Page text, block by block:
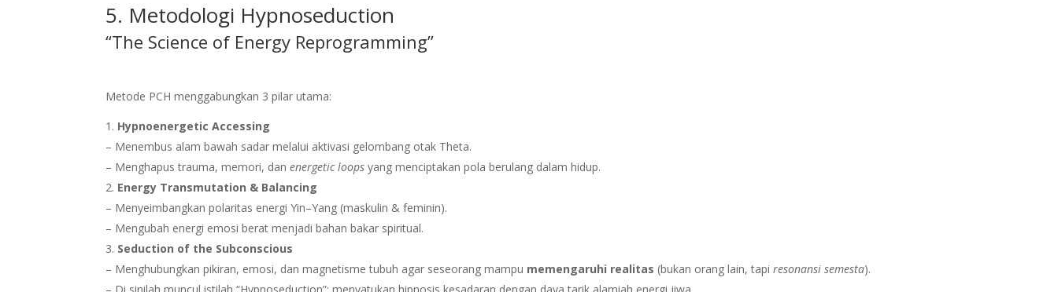
5. Metodologi Hypnoseduction
“The Science of Energy Reprogramming”
Metode PCH menggabungkan 3 pilar utama:
Hypnoenergetic Accessing
– Menembus alam bawah sadar melalui aktivasi gelombang otak Theta.
– Menghapus trauma, memori, danenergetic loops yang menciptakan pola berulang dalam hidup.
Energy Transmutation & Balancing
– Menyeimbangkan polaritas energi Yin–Yang (maskulin & feminin).
– Mengubah energi emosi berat menjadi bahan bakar spiritual.
Seduction of the Subconscious
– Menghubungkan pikiran, emosi, dan magnetisme tubuh agar seseorang mampu memengaruhi realitas (bukan orang lain, tapiresonansi semesta).